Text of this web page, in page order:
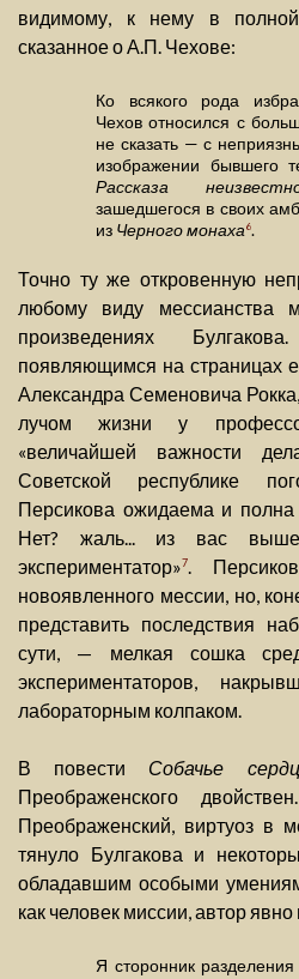
видимому, к нему в
сказанное о А.П. Чехове:
Ко всякого рода
Чехов относился с
не сказать — с
изображении бывшего
Рассказа
зашедшегося в своих
из Черного монаха6.
Точно ту же откровенную
любому виду мессианства
произведениях
появляющимся на страницах
Александра Семеновича
лучом жизни у
«величайшей важности
Советской республике
Персикова ожидаема и
Нет? жаль... из вас
экспериментатор»7.
новоявленного мессии, но,
представить последствия
сути, — мелкая сошка
экспериментаторов,
лабораторным колпаком.
В повести Собачье
Преображенского
Преображенский, виртуоз в
тянуло Булгакова и
обладавшим особыми
как человек миссии, автор явно
Я сторонник